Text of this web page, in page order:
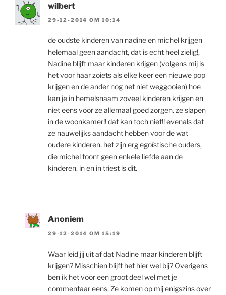
wilbert
29-12-2014 OM 10:14
de oudste kinderen van nadine en michel krijgen
helemaal geen aandacht, dat is echt heel zielig!,
Nadine blijft maar kinderen krijgen (volgens mij is
het voor haar zoiets als elke keer een nieuwe pop
krijgen en de ander nog net niet weggooien) hoe
kan je in hemelsnaam zoveel kinderen krijgen en
niet eens voor ze allemaal goed zorgen. ze slapen
in de woonkamer!! dat kan toch niet!! evenals dat
ze nauwelijks aandacht hebben voor de wat
oudere kinderen. het zijn erg egoïstische ouders,
die michel toont geen enkele liefde aan de
kinderen. in en in triest is dit.
Anoniem
29-12-2014 OM 15:19
Waar leid jij uit af dat Nadine maar kinderen blijft
krijgen? Misschien blijft het hier wel bij? Overigens
ben ik het voor een groot deel wel met je
commentaar eens. Ze komen op mij enigszins over